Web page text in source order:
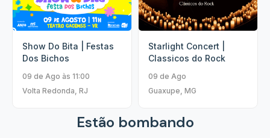
Show Do Bita | Festas
Dos Bichos
09 de Ago às 11:00
Volta Redonda, RJ
Starlight Concert |
Classicos do Rock
09 de Ago
Guaxupe, MG
Estão bombando